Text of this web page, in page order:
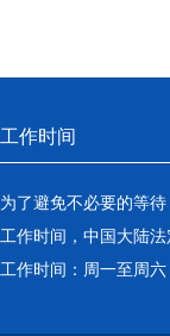
工作时间
为了避免不必要的等
工作时间，中国大陆法
工作时间：周一至周六